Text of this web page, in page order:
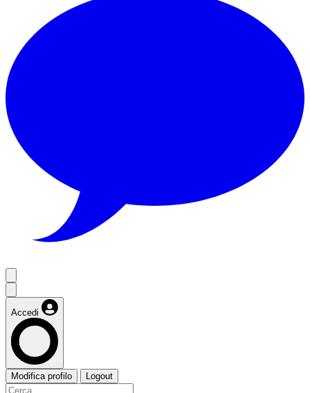
Accedi
Modifica profilo Logout